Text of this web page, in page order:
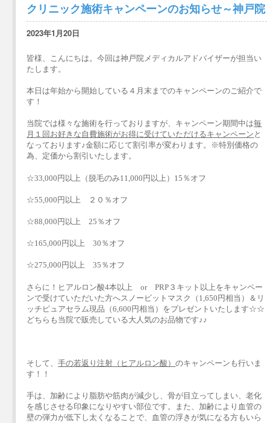
クリニック施術キャンペーンのお知らせ～神戸院
2023年1月20日
皆様、こんにちは。今回は神戸院メディカルアドバイザーが担当い
たします。
本日は年始から開始している４月末までのキャンペーンのご紹介で
す！
当院では様々な施術を行っておりますが、キャンペーン期間中は毎
月１回お好きな自費施術がお得に受けていただけるキャンペーン と
なっております♪金額に応じて割引率が変わります。※特別価格の
為、定価から割引いたします。
☆33,000円以上（脱毛のみ11,000円以上）15％オフ
☆55,000円以上 ２０％オフ
☆88,000円以上 25％オフ
☆165,000円以上 30％オフ
☆275,000円以上 35％オフ
さらに！ヒアルロン酸4本以上 or PRP３キット以上をキャンペー
ンで受けていただいた方へスノービットマスク（1,650円相当）＆リ
ッチピュアセラム現品（6,600円相当）をプレゼントいたします☆☆
どちらも当院で販売している大人気のお品物です♪♪
そして、手の若返り注射（ヒアルロン酸）のキャンペーンも行いま
す！！
手は、加齢により脂肪や筋肉が減少し、骨が目立ってしまい、老化
を感じさせる印象になりやすい部位です。また、加齢により血管の
壁の弾力が低下し太くなることで、血管の浮きが気になる方もいら